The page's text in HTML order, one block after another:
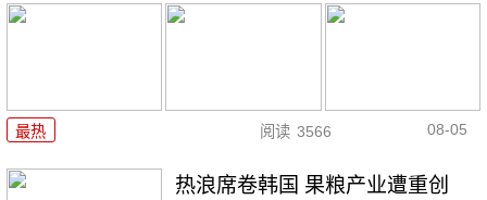
最热 阅读 3566 08-05
热浪席卷韩国 果粮产业遭重创